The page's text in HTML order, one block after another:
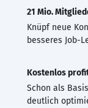
21 Mio.
Knüpf neue
besseres Job-
Kostenlos
Schon als
deutlich